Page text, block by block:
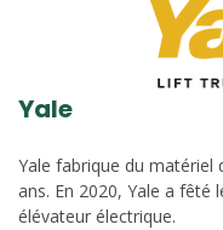
Yale
Yale fabrique du matériel
ans. En 2020, Yale a fêté
élévateur électrique.